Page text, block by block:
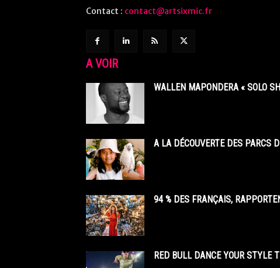
Contact : contact@artsixmic.fr
A VOIR
WALLEN MAPONDERA « SOLO
A LA DÉCOUVERTE DES PARCS
94 % DES FRANÇAIS,
RED BULL DANCE YOUR STYLE